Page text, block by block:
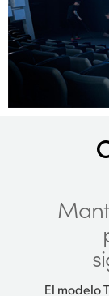
El modelo